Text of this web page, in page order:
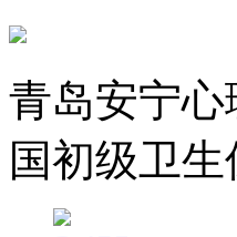
青岛安宁
国初级卫